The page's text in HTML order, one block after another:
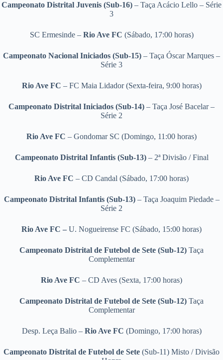
Campeonato Distrital Juvenis (Sub-16) – Taça Acácio Lello – Série
3
SC Ermesinde – Rio Ave FC (Sábado, 17:00 horas)
Campeonato Nacional Iniciados (Sub-15) – Taça Óscar Marques –
Série 3
Rio Ave FC – FC Maia Lidador (Sexta-feira, 9:00 horas)
Campeonato Distrital Iniciados (Sub-14) – Taça José Bacelar –
Série 2
Rio Ave FC – Gondomar SC (Domingo, 11:00 horas)
Campeonato Distrital Infantis (Sub-13)– 2ª Divisão / Final
Rio Ave FC – CD Candal (Sábado, 17:00 horas)
Campeonato Distrital Infantis (Sub-13)– Taça Joaquim Piedade –
Série 2
Rio Ave FC – U. Nogueirense FC (Sábado, 15:00 horas)
Campeonato Distrital de Futebol de Sete (Sub-12) Taça
Complementar
Rio Ave FC – CD Aves (Sexta, 17:00 horas)
Campeonato Distrital de Futebol de Sete (Sub-12) Taça
Complementar
Desp. Leça Balio –Rio Ave FC (Domingo, 17:00 horas)
Campeonato Distrital de Futebol de Sete (Sub-11) Misto / Divisão